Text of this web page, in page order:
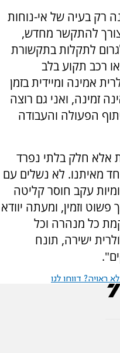
רק בעיה של אי-נוחות
להתקשר מחדש,
לתקלות בתקשורת
רכב תקוע בלב
אמינה ומיידית בזמן
זמינה, ואני גם רוצה
הפעולה והעבודה
אלא חלק בלתי נפרד
מאיתנו. לא נשלים עם
עקב חוסר קליטה
וזמין, ומעתה יוודא
כל מנהרה וכל
ישירה, תונח
ראויה? דווחו לנו